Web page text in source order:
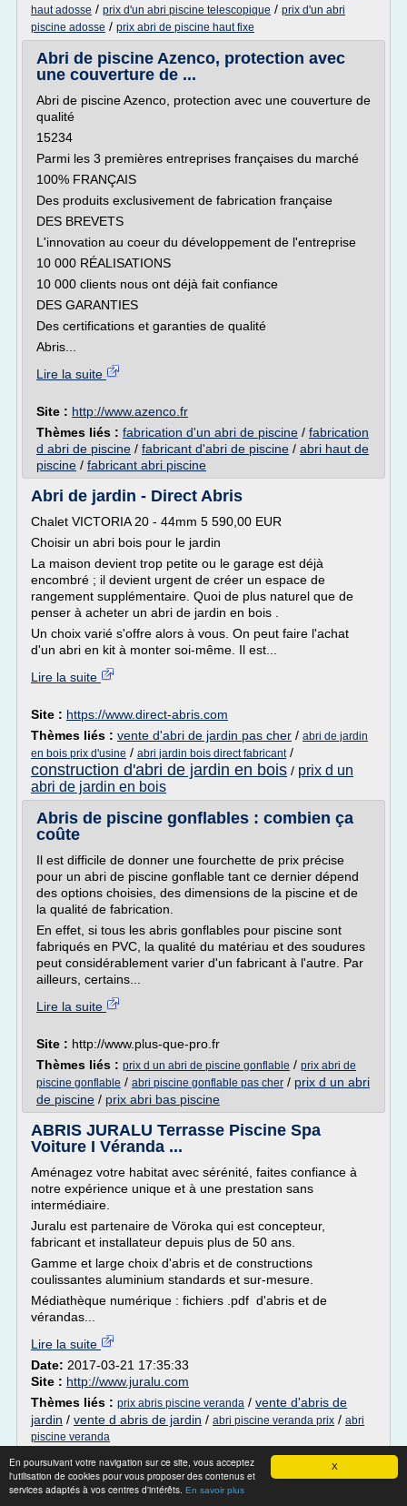
X
En poursuivant votre navigation sur ce site, vous acceptez
l'utilisation de cookies pour vous proposer des contenus et
services adaptés à vos centres d'intérêts. En savoir plus
haut adosse / prix d'un abri piscine telescopique / prix d'un abri
piscine adosse / prix abri de piscine haut fixe
Abri de piscine Azenco, protection avec
une couverture de ...
Abri de piscine Azenco, protection avec une couverture de
qualité
15234
Parmi les 3 premières entreprises françaises du marché
100% FRANÇAIS
Des produits exclusivement de fabrication française
DES BREVETS
L'innovation au coeur du développement de l'entreprise
10 000 RÉALISATIONS
10 000 clients nous ont déjà fait confiance
DES GARANTIES
Des certifications et garanties de qualité
Abris...
Lire la suite
Site : http://www.azenco.fr
Thèmes liés : fabrication d'un abri de piscine / fabrication
d abri de piscine / fabricant d'abri de piscine / abri haut de
piscine / fabricant abri piscine
Abri de jardin - Direct Abris
Chalet VICTORIA 20 - 44mm 5 590,00 EUR
Choisir un abri bois pour le jardin
La maison devient trop petite ou le garage est déjà
encombré ; il devient urgent de créer un espace de
rangement supplémentaire. Quoi de plus naturel que de
penser à acheter un abri de jardin en bois .
Un choix varié s'offre alors à vous. On peut faire l'achat
d'un abri en kit à monter soi-même. Il est...
Lire la suite
Site : https://www.direct-abris.com
Thèmes liés : vente d'abri de jardin pas cher / abri de jardin
en bois prix d'usine / abri jardin bois direct fabricant/
construction d'abri de jardin en bois / prix d un
abri de jardin en bois
Abris de piscine gonflables : combien ça
coûte
Il est difficile de donner une fourchette de prix précise
pour un abri de piscine gonflable tant ce dernier dépend
des options choisies, des dimensions de la piscine et de
la qualité de fabrication.
En effet, si tous les abris gonflables pour piscine sont
fabriqués en PVC, la qualité du matériau et des soudures
peut considérablement varier d'un fabricant à l'autre. Par
ailleurs, certains...
Lire la suite
Site : http://www.plus-que-pro.fr
Thèmes liés : prix d un abri de piscine gonflable / prix abri de
piscine gonflable / abri piscine gonflable pas cher / prix d un abri
de piscine / prix abri bas piscine
ABRIS JURALU Terrasse Piscine Spa
Voiture I Véranda ...
Aménagez votre habitat avec sérénité, faites confiance à
notre expérience unique et à une prestation sans
intermédiaire.
Juralu est partenaire de Vöroka qui est concepteur,
fabricant et installateur depuis plus de 50 ans.
Gamme et large choix d'abris et de constructions
coulissantes aluminium standards et sur-mesure.
Médiathèque numérique : fichiers .pdf d'abris et de
vérandas...
Lire la suite
Date: 2017-03-21 17:35:33
Site : http://www.juralu.com
Thèmes liés : prix abris piscine veranda / vente d'abris de
jardin / vente d abris de jardin / abri piscine veranda prix / abri
piscine veranda
Rénoval Abri Piscine - Fabricant d'abris de
piscine ...